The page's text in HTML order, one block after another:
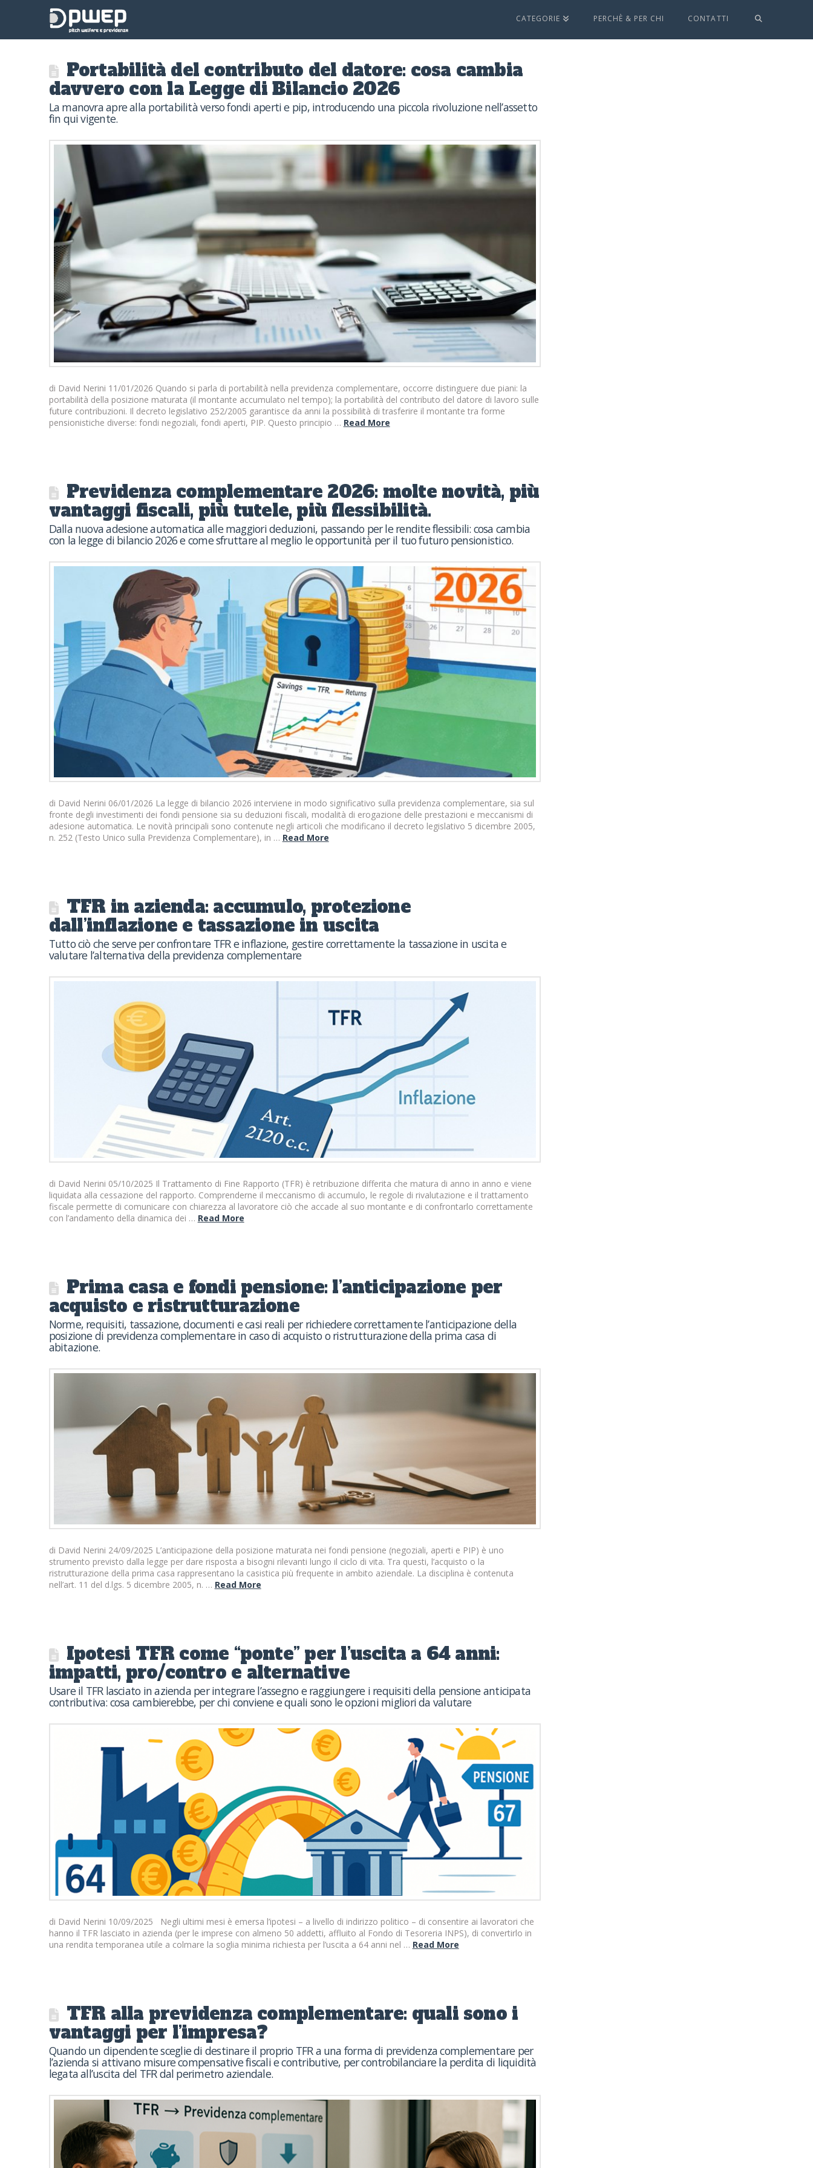
CATEGORIE PERCHÈ & PER CHI CONTATTI
Portabilità del contributo del datore: cosa cambia
davvero con la Legge di Bilancio 2026
La manovra apre alla portabilità verso fondi aperti e pip, introducendo una piccola rivoluzione nell’assetto
fin qui vigente.
di David Nerini 11/01/2026 Quando si parla di portabilità nella previdenza complementare, occorre distinguere due piani: la
portabilità della posizione maturata (il montante accumulato nel tempo); la portabilità del contributo del datore di lavoro sulle
future contribuzioni. Il decreto legislativo 252/2005 garantisce da anni la possibilità di trasferire il montante tra forme
pensionistiche diverse: fondi negoziali, fondi aperti, PIP. Questo principio … Read More
Previdenza complementare 2026: molte novità, più
vantaggi fiscali, più tutele, più flessibilità.
Dalla nuova adesione automatica alle maggiori deduzioni, passando per le rendite flessibili: cosa cambia
con la legge di bilancio 2026 e come sfruttare al meglio le opportunità per il tuo futuro pensionistico.
di David Nerini 06/01/2026 La legge di bilancio 2026 interviene in modo significativo sulla previdenza complementare, sia sul
fronte degli investimenti dei fondi pensione sia su deduzioni fiscali, modalità di erogazione delle prestazioni e meccanismi di
adesione automatica. Le novità principali sono contenute negli articoli che modificano il decreto legislativo 5 dicembre 2005,
n. 252 (Testo Unico sulla Previdenza Complementare), in … Read More
TFR in azienda: accumulo, protezione
dall’inflazione e tassazione in uscita
Tutto ciò che serve per confrontare TFR e inflazione, gestire correttamente la tassazione in uscita e
valutare l’alternativa della previdenza complementare
di David Nerini 05/10/2025 Il Trattamento di Fine Rapporto (TFR) è retribuzione differita che matura di anno in anno e viene
liquidata alla cessazione del rapporto. Comprenderne il meccanismo di accumulo, le regole di rivalutazione e il trattamento
fiscale permette di comunicare con chiarezza al lavoratore ciò che accade al suo montante e di confrontarlo correttamente
con l’andamento della dinamica dei … Read More
Prima casa e fondi pensione: l’anticipazione per
acquisto e ristrutturazione
Norme, requisiti, tassazione, documenti e casi reali per richiedere correttamente l’anticipazione della
posizione di previdenza complementare in caso di acquisto o ristrutturazione della prima casa di
abitazione.
di David Nerini 24/09/2025 L’anticipazione della posizione maturata nei fondi pensione (negoziali, aperti e PIP) è uno
strumento previsto dalla legge per dare risposta a bisogni rilevanti lungo il ciclo di vita. Tra questi, l’acquisto o la
ristrutturazione della prima casa rappresentano la casistica più frequente in ambito aziendale. La disciplina è contenuta
nell’art. 11 del d.lgs. 5 dicembre 2005, n. … Read More
Ipotesi TFR come “ponte” per l’uscita a 64 anni:
impatti, pro/contro e alternative
Usare il TFR lasciato in azienda per integrare l’assegno e raggiungere i requisiti della pensione anticipata
contributiva: cosa cambierebbe, per chi conviene e quali sono le opzioni migliori da valutare
di David Nerini 10/09/2025 Negli ultimi mesi è emersa l’ipotesi – a livello di indirizzo politico – di consentire ai lavoratori che
hanno il TFR lasciato in azienda (per le imprese con almeno 50 addetti, affluito al Fondo di Tesoreria INPS), di convertirlo in
una rendita temporanea utile a colmare la soglia minima richiesta per l’uscita a 64 anni nel … Read More
TFR alla previdenza complementare: quali sono i
vantaggi per l’impresa?
Quando un dipendente sceglie di destinare il proprio TFR a una forma di previdenza complementare per
l’azienda si attivano misure compensative fiscali e contributive, per controbilanciare la perdita di liquidità
legata all’uscita del TFR dal perimetro aziendale.